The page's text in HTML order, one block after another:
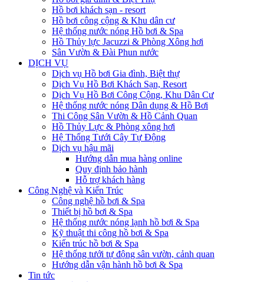
Hồ bơi khách sạn - resort
Hồ bơi công cộng & Khu dân cư
Hệ thống nước nóng Hồ bơi & Spa
Hồ Thủy lực Jacuzzi & Phòng Xông hơi
Sân Vườn & Đài Phun nước
DỊCH VỤ
Dịch vụ Hồ bơi Gia đình, Biệt thự
Dịch Vụ Hồ Bơi Khách Sạn, Resort
Dịch Vụ Hồ Bơi Công Cộng, Khu Dân Cư
Hệ thống nước nóng Dân dụng & Hồ Bơi
Thi Công Sân Vườn & Hồ Cảnh Quan
Hồ Thủy Lực & Phòng xông hơi
Hệ Thống Tưới Cây Tự Động
Dịch vụ hậu mãi
Hướng dẫn mua hàng online
Quy định bảo hành
Hỗ trợ khách hàng
Công Nghệ và Kiến Trúc
Công nghệ hồ bơi & Spa
Thiết bị hồ bơi & Spa
Hệ thống nước nóng lạnh hồ bơi & Spa
Kỹ thuật thi công hồ bơi & Spa
Kiến trúc hồ bơi & Spa
Hệ thống tưới tự động sân vườn, cảnh quan
Hướng dẫn vận hành hồ bơi & Spa
Tin tức